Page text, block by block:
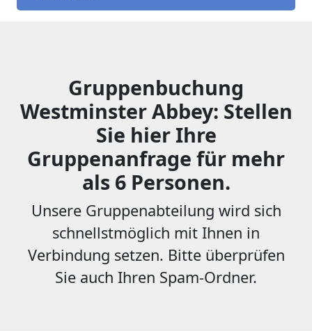
Gruppenbuchung
Westminster Abbey: Stellen
Sie hier Ihre
Gruppenanfrage für mehr
als 6 Personen.
Unsere Gruppenabteilung wird sich
schnellstmöglich mit Ihnen in
Verbindung setzen. Bitte überprüfen
Sie auch Ihren Spam-Ordner.